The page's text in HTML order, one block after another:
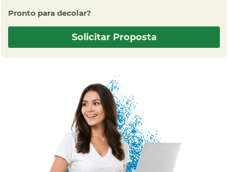
Pronto para decolar?
Solicitar Proposta